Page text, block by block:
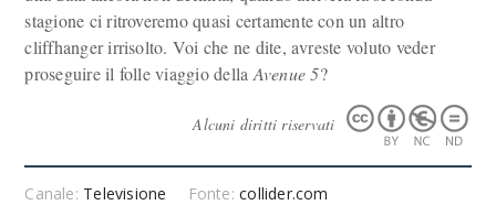
stagione ci ritroveremo quasi certamente con un altro
cliffhanger irrisolto. Voi che ne dite, avreste voluto veder
proseguire il folle viaggio della Avenue 5?
Alcuni diritti riservati
Canale: Televisione Fonte:collider.com